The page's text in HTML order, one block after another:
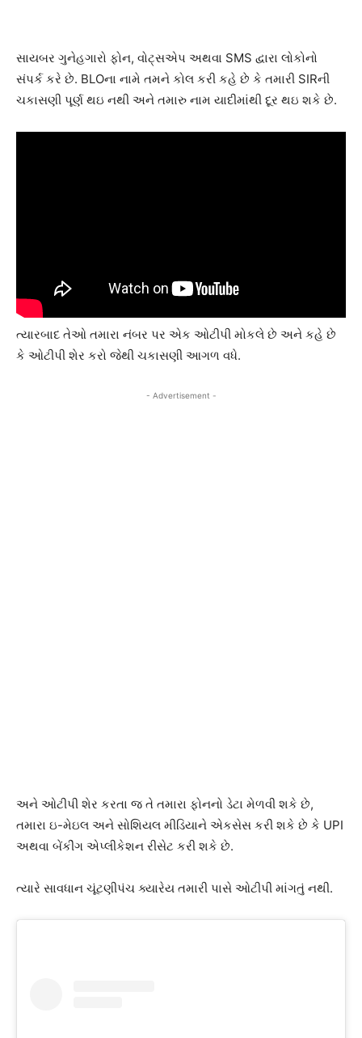
સાયબર ગુનેહગારો ફોન, વોટ્સએપ અથવા SMS દ્વારા લોકોનો
સંપર્ક કરે છે. BLOના નામે તમને કોલ કરી કહે છે કે તમારી SIRની
ચકાસણી પૂર્ણ થઇ નથી અને તમારુ નામ યાદીમાંથી દૂર થઇ શકે છે.
ત્યારબાદ તેઓ તમારા નંબર પર એક ઓટીપી મોકલે છે અને કહે છે
કે ઓટીપી શેર કરો જેથી ચકાસણી આગળ વધે.
- Advertisement -
અને ઓટીપી શેર કરતા જ તે તમારા ફોનનો ડેટા મેળવી શકે છે,
તમારા ઇ-મેઇલ અને સોશિયલ મીડિયાને એકસેસ કરી શકે છે કે UPI
અથવા બેંકીંગ એપ્લીકેશન રીસેટ કરી શકે છે.
ત્યારે સાવધાન ચૂંટણીપંચ ક્યારેય તમારી પાસે ઓટીપી માંગતું નથી.